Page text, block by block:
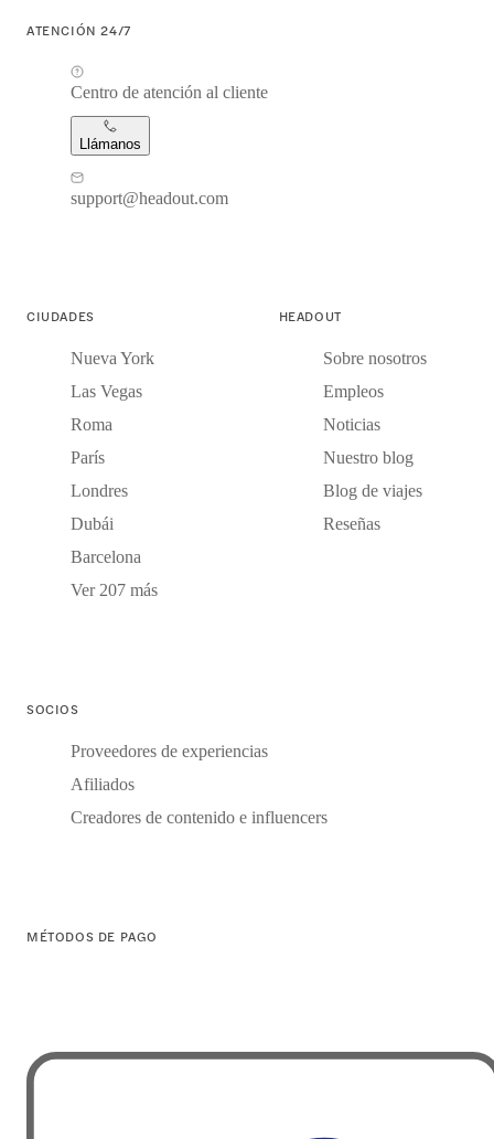
ATENCIÓN 24/7
Centro de atención al cliente
Llámanos
support@headout.com
CIUDADES
Nueva York
Las Vegas
Roma
París
Londres
Dubái
Barcelona
Ver 207 más
HEADOUT
Sobre nosotros
Empleos
Noticias
Nuestro blog
Blog de viajes
Reseñas
SOCIOS
Proveedores de experiencias
Afiliados
Creadores de contenido e influencers
MÉTODOS DE PAGO